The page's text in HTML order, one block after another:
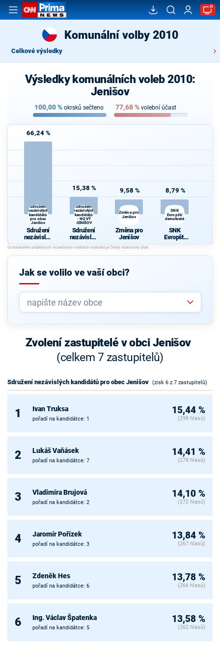
Komunální volby 2010
Celkové výsledky
Výsledky komunálních voleb 2010:
Jenišov
100,00% okrsků sečteno 77,68% volební účast
66,24 %
Sdružení
nezávislých
kandidátů
pro obec
Jenišov
Sdružení
nezávislýc
h
kandidátů
pro obec
15,38 %
Sdružení
nezávislých
kandidátů
- NOVÝ
JENIŠOV
Sdružení
nezávislýc
h
kandidátů
- NOVÝ
9,58 %
Změna pro
Jenišov
Změna pro
Jenišov
8,79 %
SNK
Evropští
demokraté
SNK
Evropští
demokraté
Jak se volilo ve vaší obci?
Zvolení zastupitelé v obci Jenišov
(celkem 7 zastupitelů)
Sdružení nezávislých kandidátů pro obec Jenišov (zisk 6 z 7 zastupitelů)
1 Ivan Truksa
pořadí na kandidátce: 1
15,44 %
(298 hlasů)
2 Lukáš Vaňásek
pořadí na kandidátce: 7
14,41 %
(278 hlasů)
3 Vladimíra Brujová
pořadí na kandidátce: 2
14,10 %
(272 hlasů)
4 Jaromír Pořízek
pořadí na kandidátce: 3
13,84 %
(267 hlasů)
5 Zdeněk Hes
pořadí na kandidátce: 6
13,78 %
(266 hlasů)
6 Ing. Václav Špatenka
pořadí na kandidátce: 5
13,58 %
(262 hlasů)